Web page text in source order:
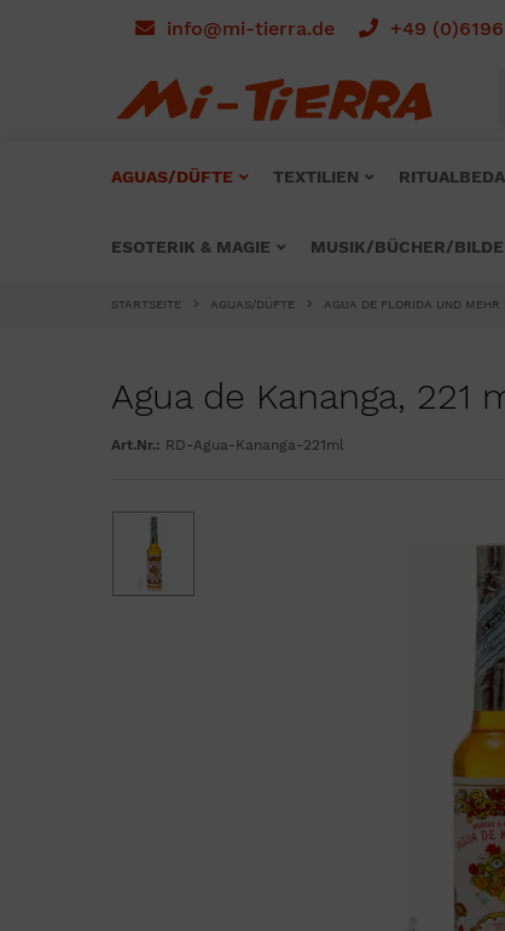
info@mi-tierra.de +49
AGUAS/DÜFTE TEXTILIEN
ESOTERIK & MAGIE MUSIK/BÜCHER/
STARTSEITE AGUAS/DÜFTE AGUA DE FLORIDA UND MEHR
Agua de Kananga, 221
Art.Nr.: RD-Agua-Kananga-221ml